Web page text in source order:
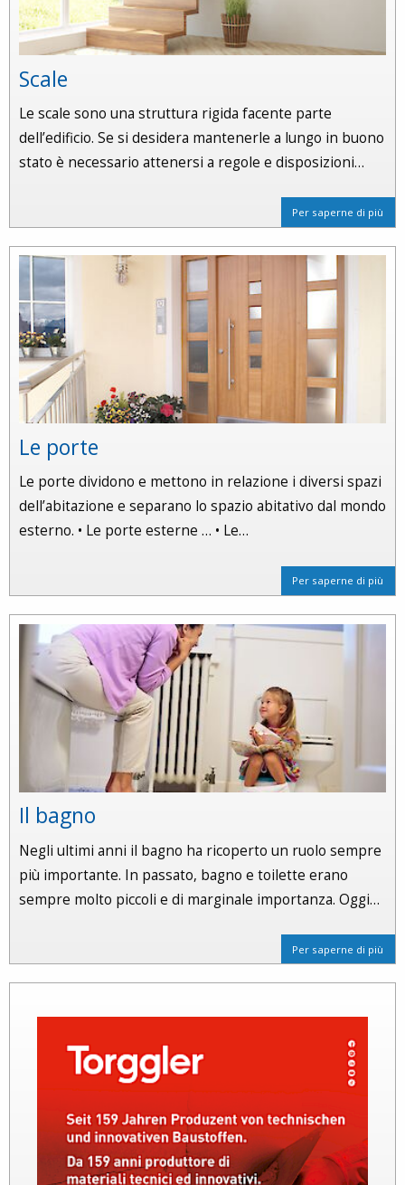
Scale
Le scale sono una struttura rigida facente parte
dell’edificio. Se si desidera mantenerle a lungo in buono
stato è necessario attenersi a regole e disposizioni…
Per saperne di più
Le porte
Le porte dividono e mettono in relazione i diversi spazi
dell’abitazione e separano lo spazio abitativo dal mondo
esterno. • Le porte esterne … • Le…
Per saperne di più
Il bagno
Negli ultimi anni il bagno ha ricoperto un ruolo sempre
più importante. In passato, bagno e toilette erano
sempre molto piccoli e di marginale importanza. Oggi…
Per saperne di più